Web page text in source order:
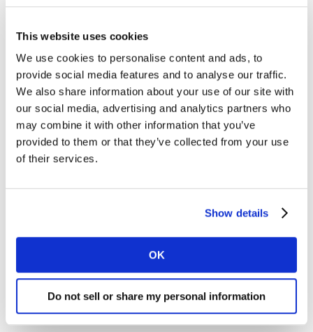
This website uses cookies
We use cookies to personalise content and ads, to
provide social media features and to analyse our traffic.
We also share information about your use of our site with
our social media, advertising and analytics partners who
may combine it with other information that you’ve
provided to them or that they’ve collected from your use
of their services.
Show details
OK
Do not sell or share my personal information
decisiones en cuanto a tu mix de medios, tanto para
Características Clave
Resultados detallados
Obtén insights granulares sobre el rendimiento de cada
elemento de tu campaña (web, formatos, creatividades,
Mide con confianza cómo tu campaña afecta a tu
marca tanto a corto plazo, con métricas como
awareness, favorabilidad e intención de compra, como
Meaningful Different and Salient (MDS).